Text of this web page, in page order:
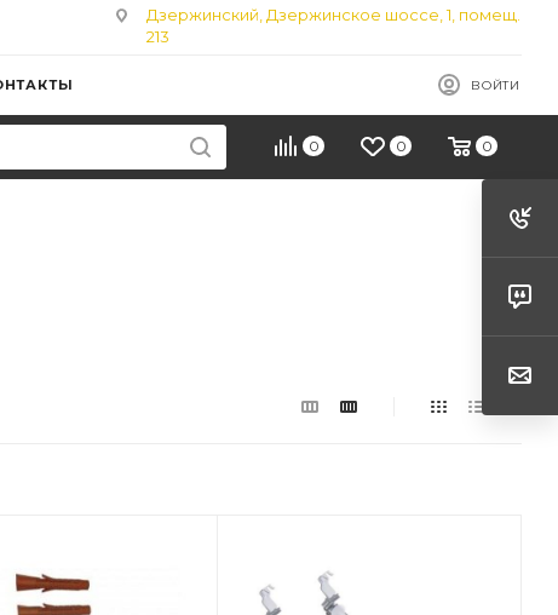
Дзержинский, Дзержинское шоссе, 1, помещ.
213
ВОЙТИ
0 0 0